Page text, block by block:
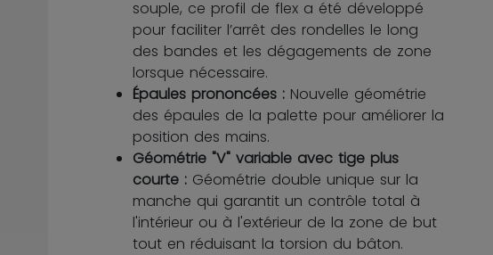
souple, ce profil de flex a été développé
pour faciliter l’arrêt des rondelles le long
des bandes et les dégagements de zone
lorsque nécessaire.
Épaules prononcées : Nouvelle géométrie
des épaules de la palette pour améliorer la
position des mains.
Géométrie "V" variable avec tige plus
courte : Géométrie double unique sur la
manche qui garantit un contrôle total à
l'intérieur ou à l'extérieur de la zone de but
tout en réduisant la torsion du bâton.